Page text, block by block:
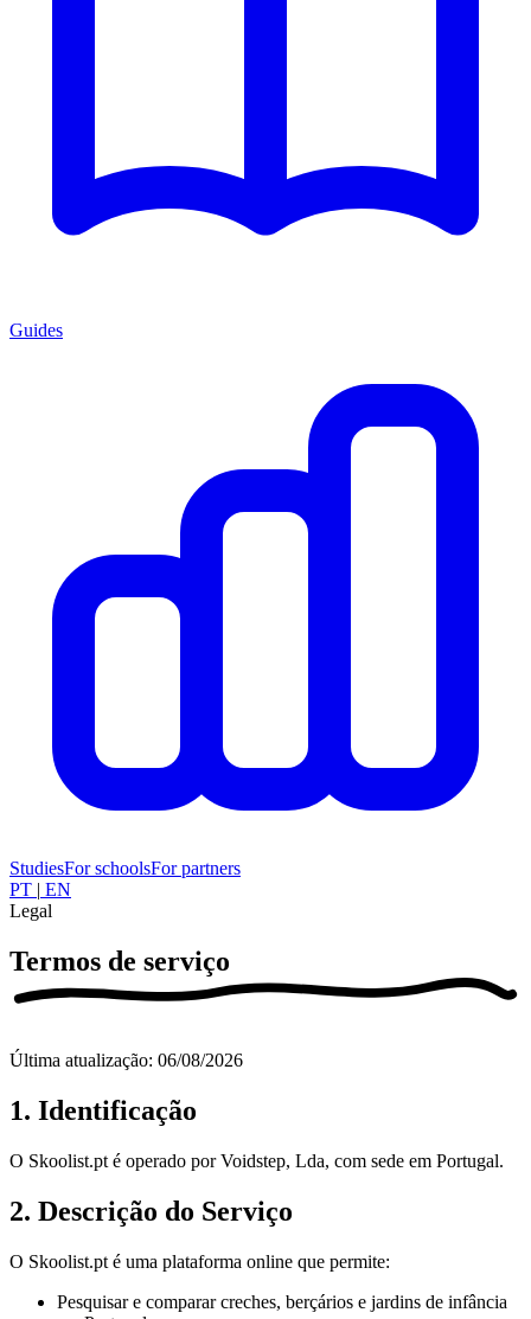
Guides
StudiesFor schoolsFor partners
PT | EN
Legal
Termos de serviço
Última atualização: 06/08/2026
1. Identificação
O Skoolist.pt é operado por Voidstep, Lda, com sede em Portugal.
2. Descrição do Serviço
O Skoolist.pt é uma plataforma online que permite:
Pesquisar e comparar creches, berçários e jardins de infância